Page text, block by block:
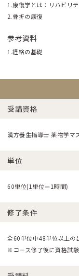
1.康復学とは：リハビリ
2.骨折の康復
参考資料
1.経絡の基礎
受講資格
漢方養生指導士 薬物学マ
単位
60単位(1単位＝1時間)
修了条件
全60単位中48単位以上の
※コース修了後に資格試